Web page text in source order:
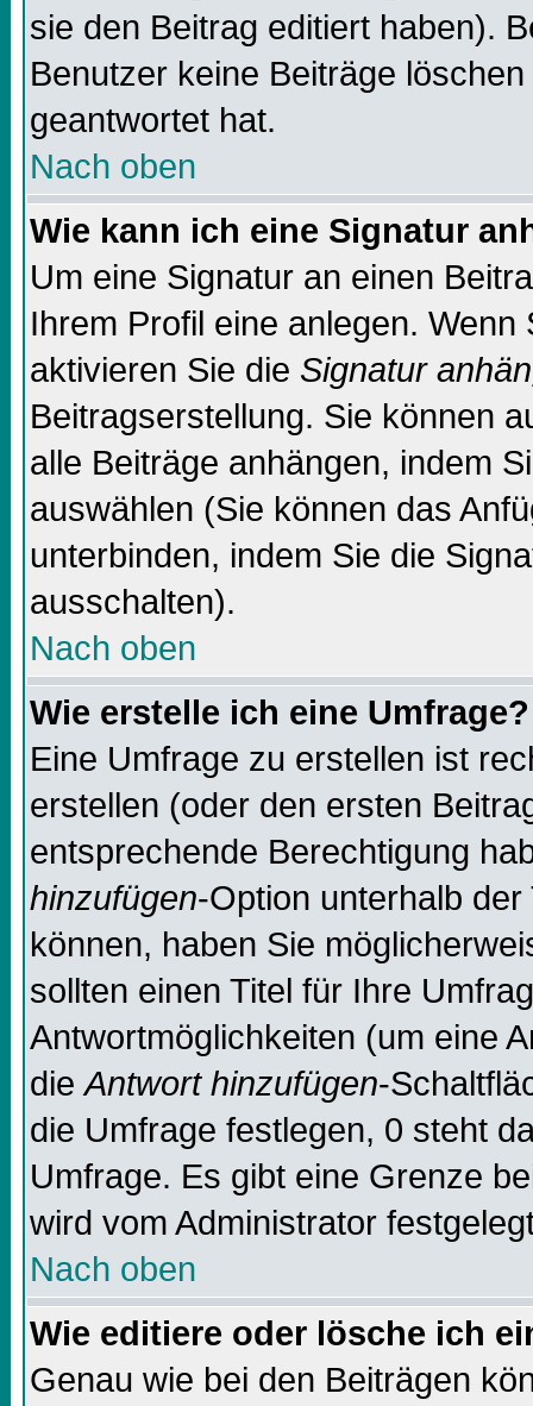
sie den Beitrag editiert haben).
Benutzer keine Beiträge
geantwortet hat.
Nach oben
Wie kann ich eine Signatur
Um eine Signatur an einen
Ihrem Profil eine anlegen.
aktivieren Sie die Signatur
Beitragserstellung. Sie können
alle Beiträge anhängen, indem
auswählen (Sie können das
unterbinden, indem Sie die
ausschalten).
Nach oben
Wie erstelle ich eine Umfrage?
Eine Umfrage zu erstellen ist
erstellen (oder den ersten
entsprechende Berechtigung
hinzufügen-Option unterhalb
können, haben Sie
sollten einen Titel für Ihre
Antwortmöglichkeiten (um eine
dieAntwort hinzufügen-
die Umfrage festlegen, 0 steht
Umfrage. Es gibt eine Grenze
wird vom Administrator
Nach oben
Wie editiere oder lösche ich
Genau wie bei den Beiträgen